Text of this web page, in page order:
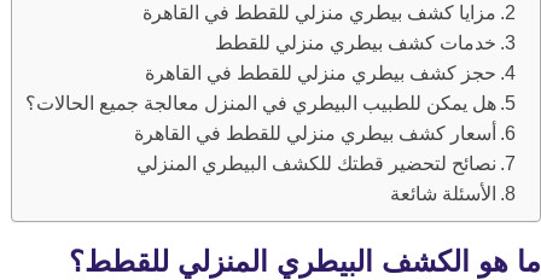
مزايا كشف بيطري منزلي للقطط في القاهرة
خدمات كشف بيطري منزلي للقطط
حجز كشف بيطري منزلي للقطط في القاهرة
هل يمكن للطبيب البيطري في المنزل معالجة جميع الحالات؟
أسعار كشف بيطري منزلي للقطط في القاهرة
نصائح لتحضير قطتك للكشف البيطري المنزلي
الأسئلة شائعة
ما هو الكشف البيطري المنزلي للقطط؟